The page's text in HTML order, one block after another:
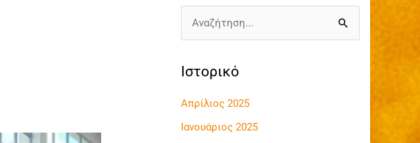
α
ή
τ
Ιστορικό
Απρίλιος 2025
Ιανουάριος 2025